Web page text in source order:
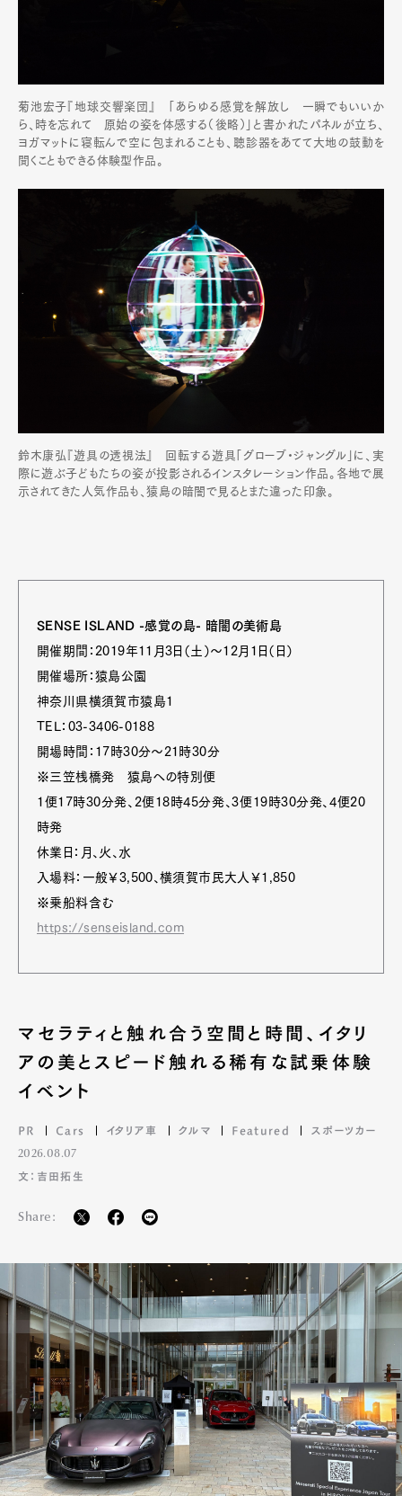
菊池宏子『地球交響楽団』 「あらゆる感覚を解放し 一瞬でもいいか
ら、時を忘れて 原始の姿を体感する（後略）」と書かれたパネルが立ち、
ヨガマットに寝転んで空に包まれることも、聴診器をあてて大地の鼓動を
聞くこともできる体験型作品。
鈴木康弘『遊具の透視法』 回転する遊具「グローブ・ジャングル」に、実
際に遊ぶ子どもたちの姿が投影されるインスタレーション作品。各地で展
示されてきた人気作品も、猿島の暗闇で見るとまた違った印象。
SENSE ISLAND -感覚の島- 暗闇の美術島
開催期間：2019年11月3日（土）〜12月1日（日）
開催場所：猿島公園
神奈川県横須賀市猿島1
TEL：03-3406-0188
開場時間：17時30分〜21時30分
※三笠桟橋発 猿島への特別便
1便17時30分発、2便18時45分発、3便19時30分発、4便20
時発
休業日：月、火、水
入場料：一般￥3,500、横須賀市民大人￥1,850
※乗船料含む
https://senseisland.com
マセラティと触れ合う空間と時間、イタリ
アの美とスピード触れる稀有な試乗体験
イベント
PR Cars イタリア車 クルマ Featured スポーツカー
2026.08.07
文：吉田拓生
Share: